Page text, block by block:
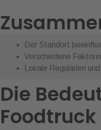
Der Standort
Verschiedene
Lokale Regularien
Die